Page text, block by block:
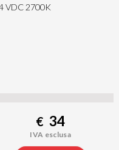
VDC 2700K
€ 34
IVA esclusa